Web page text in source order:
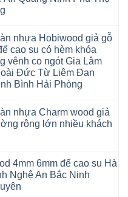
nhựa Hobiwood giả gỗ
cao su có hèm khóa
vênh co ngót Gia Lâm
Đức Từ Liêm Đan
Bình Hải Phòng
nhựa Charm wood giả
rộng lớn nhiều khách
4mm 6mm đế cao su Hà
Nghệ An Bắc Ninh